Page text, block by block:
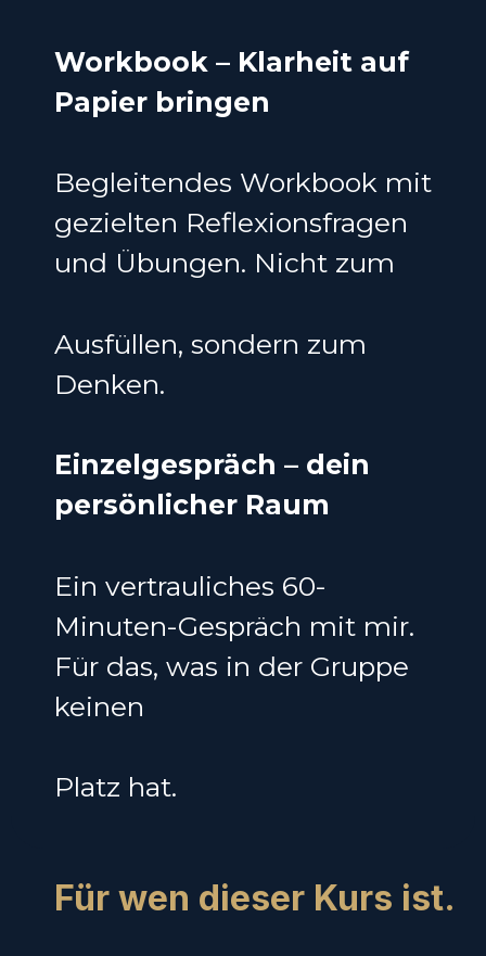
Workbook – Klarheit auf
Papier bringen
Begleitendes Workbook mit
gezielten Reflexionsfragen
und Übungen. Nicht zum
Ausfüllen, sondern zum
Denken.
Einzelgespräch – dein
persönlicher Raum
Ein vertrauliches 60-
Minuten-Gespräch mit mir.
Für das, was in der Gruppe
keinen
Platz hat.
Für wen dieser Kurs ist.